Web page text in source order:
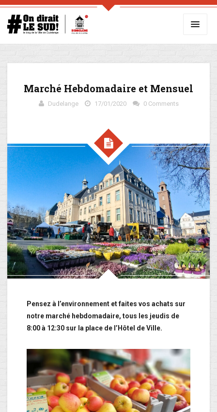
Marché Hebdomadaire et Mensuel
Dudelange 17/01/2020 0 Comments
Pensez à l’environnement et faites vos achats sur
notre marché hebdomadaire, tous les jeudis de
8:00 à 12:30 sur la place de l’Hôtel de Ville.